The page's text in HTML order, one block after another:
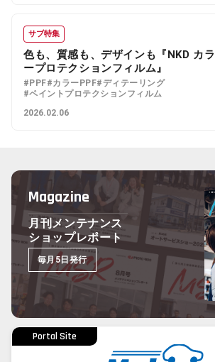
サブ特集
色も、質感も、デザインも『NKD カラ
ープロテクションフィルム』
#PPF#カラーPPF#ディテーリング
#ペイントプロテクションフィルム
2026.02.06
Magazine
月刊メンテナンス
ショップレポート
毎月5日発行
Portal Site